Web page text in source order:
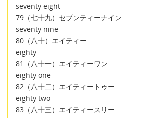
seventy eight
79（七十九）セブンティーナイン
seventy nine
80（八十）エイティー
eighty
81（八十一）エイティーワン
eighty one
82（八十二）エイティートゥー
eighty two
83（八十三）エイティースリー